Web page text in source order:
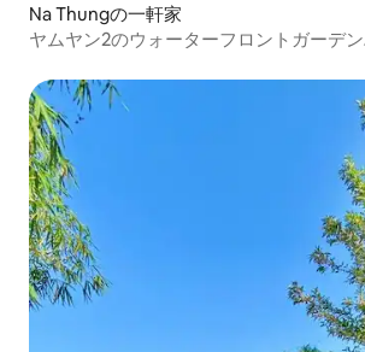
Na Thungの一軒家
ヤムヤン2のウォーターフロントガーデ